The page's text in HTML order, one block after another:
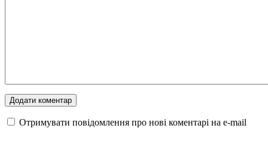
Отримувати повідомлення про нові коментарі на е-mail